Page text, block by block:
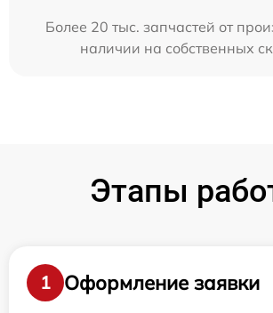
Более 20 тыс. запчастей от
наличии на собственных
Этапы
1
Оформление заявки